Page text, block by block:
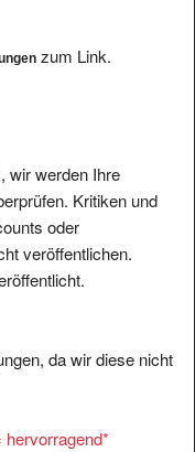
zum Link.
wir werden Ihre
Kritiken und
oder
veröffentlichen.
da wir diese nicht
hervorragend*